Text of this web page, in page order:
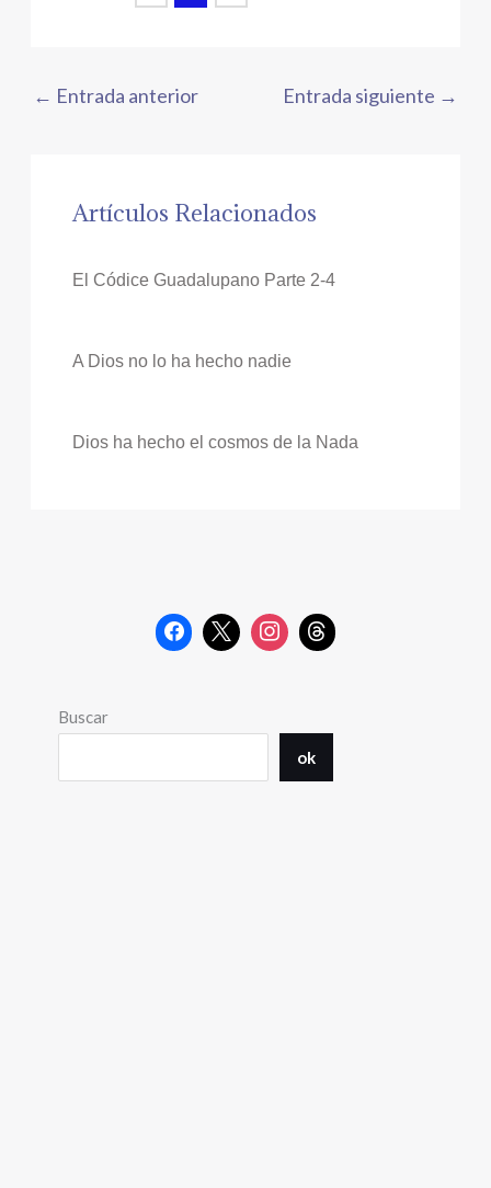
← Entrada anterior Entrada siguiente →
Artículos Relacionados
El Códice Guadalupano Parte 2-4
A Dios no lo ha hecho nadie
Dios ha hecho el cosmos de la Nada
Buscar
ok